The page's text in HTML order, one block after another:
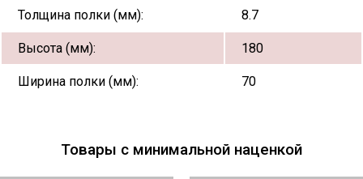
Толщина полки (мм): 8.7
Высота (мм): 180
Ширина полки (мм): 70
Товары с минимальной наценкой